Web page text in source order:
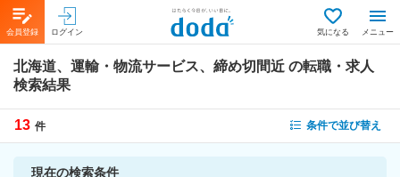
会員登録 ログイン 気になる メニュー
北海道、運輸・物流サービス、締め切間近 の転職・求人
検索結果
13 件 条件で並び替え
現在の検索条件